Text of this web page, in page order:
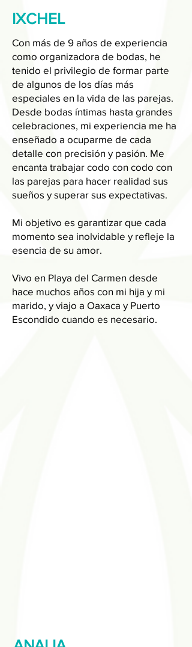
IXCHEL
Con más de 9 años de experiencia
como organizadora de bodas, he
tenido el privilegio de formar parte
de algunos de los días más
especiales en la vida de las parejas.
Desde bodas íntimas hasta grandes
celebraciones, mi experiencia me ha
enseñado a ocuparme de cada
detalle con precisión y pasión. Me
encanta trabajar codo con codo con
las parejas para hacer realidad sus
sueños y superar sus expectativas.
Mi objetivo es garantizar que cada
momento sea inolvidable y refleje la
esencia de su amor.
Vivo en Playa del Carmen desde
hace muchos años con mi hija y mi
marido, y viajo a Oaxaca y Puerto
Escondido cuando es necesario.